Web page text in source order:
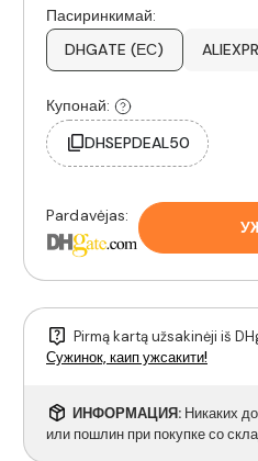
Пасиринкимай:
DHGATE (ЕС)
Купонай:
DHSEPDEAL50
Pardavėjas:
Pirmą kartą užsakinėji iš
Сужинок, каип ужсакити!
ИНФОРМАЦИЯ: Никаких
или пошлин при покупке со